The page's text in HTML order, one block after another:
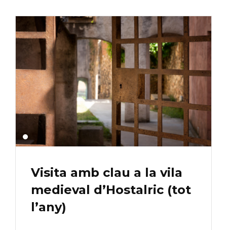
Visita amb clau a la vila
medieval d’Hostalric (tot
l’any)